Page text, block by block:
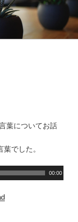
葉についてお話
でした。
00:00